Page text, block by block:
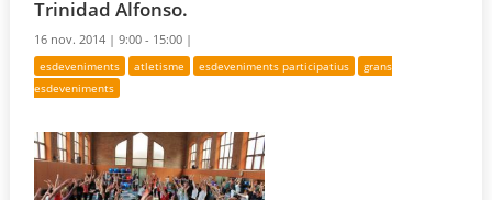
Trinidad Alfonso.
16 nov. 2014 |9:00 - 15:00 |
esdeveniments atletisme esdeveniments participatius
grans
esdeveniments